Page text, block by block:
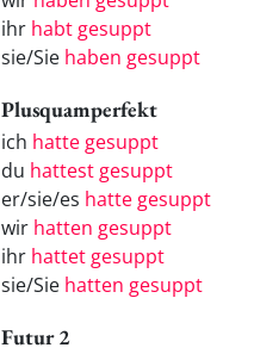
ihr habt gesuppt
sie/Sie haben gesuppt
Plusquamperfekt
ich hatte gesuppt
du hattest gesuppt
er/sie/es hatte gesuppt
wir hatten gesuppt
ihr hattet gesuppt
sie/Sie hatten gesuppt
Futur 2